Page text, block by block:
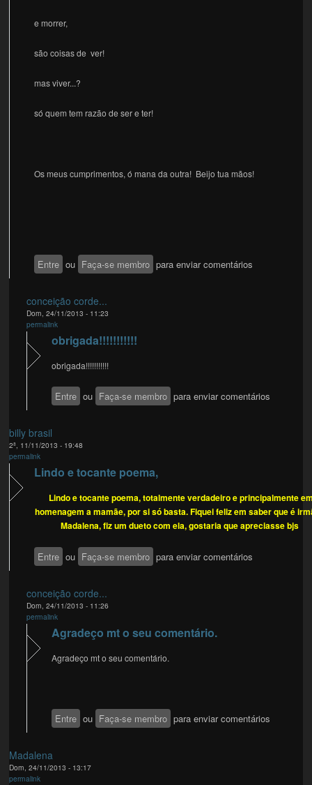
e morrer,
são coisas de ver!
mas viver...?
só quem tem razão de ser e ter!
Os meus cumprimentos, ó mana da outra! Beijo tua mãos!
Entre ou Faça-se membro para enviar comentários
conceição corde...
Dom, 24/11/2013 - 11:23
permalink
obrigada!!!!!!!!!!!
obrigada!!!!!!!!!!!
Entre ou Faça-se membro para enviar comentários
billy brasil
2ª, 11/11/2013 - 19:48
permalink
Lindo e tocante poema,
Lindo e tocante poema, totalmente verdadeiro e principalmente
homenagem a mamãe, por si só basta. Fiquei feliz em saber que é
Madalena, fiz um dueto com ela, gostaria que apreciasse bjs
Entre ou Faça-se membro para enviar comentários
conceição corde...
Dom, 24/11/2013 - 11:26
permalink
Agradeço mt o seu comentário.
Agradeço mt o seu comentário.
Entre ou Faça-se membro para enviar comentários
Madalena
Dom, 24/11/2013 - 13:17
permalink